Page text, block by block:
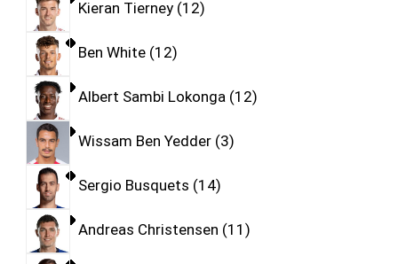
Kieran Tierney 12
Ben White 12
Albert Sambi Lokonga 12
Wissam Ben Yedder 3
Sergio Busquets 14
Andreas Christensen 11